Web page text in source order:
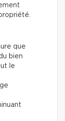
que
bien
le